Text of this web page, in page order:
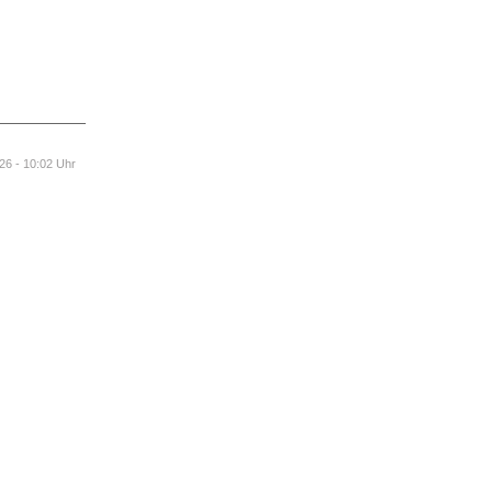
- 10:02 Uhr